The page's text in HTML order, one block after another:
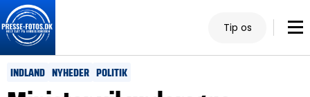
Tip os
INDLAND NYHEDER POLITIK